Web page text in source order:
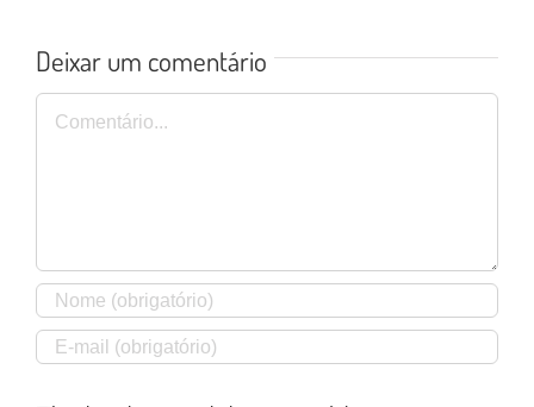
Deixar um comentário
Comentário